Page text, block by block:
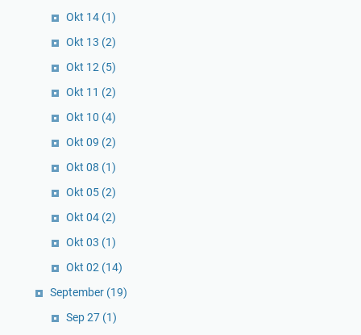
Okt 14 (1)
Okt 13 (2)
Okt 12 (5)
Okt 11 (2)
Okt 10 (4)
Okt 09 (2)
Okt 08 (1)
Okt 05 (2)
Okt 04 (2)
Okt 03 (1)
Okt 02 (14)
September (19)
Sep 27 (1)